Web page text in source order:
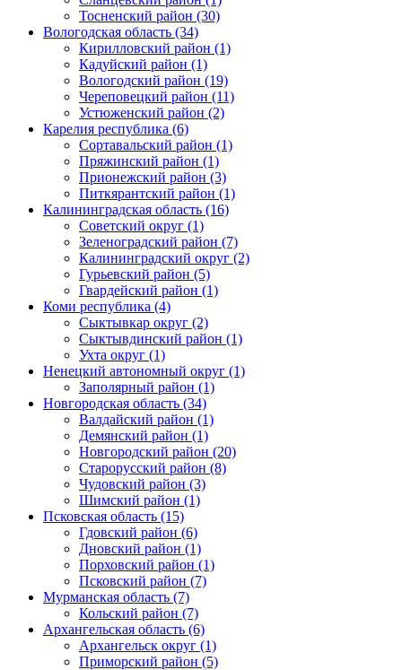
Тосненский район (30)
Вологодская область (34)
Кирилловский район (1)
Кадуйский район (1)
Вологодский район (19)
Череповецкий район (11)
Устюженский район (2)
Карелия республика (6)
Сортавальский район (1)
Пряжинский район (1)
Прионежский район (3)
Питкярантский район (1)
Калининградская область (16)
Советский округ (1)
Зеленоградский район (7)
Калининградский округ (2)
Гурьевский район (5)
Гвардейский район (1)
Коми республика (4)
Сыктывкар округ (2)
Сыктывдинский район (1)
Ухта округ (1)
Ненецкий автономный округ (1)
Заполярный район (1)
Новгородская область (34)
Валдайский район (1)
Демянский район (1)
Новгородский район (20)
Старорусский район (8)
Чудовский район (3)
Шимский район (1)
Псковская область (15)
Гдовский район (6)
Дновский район (1)
Порховский район (1)
Псковский район (7)
Мурманская область (7)
Кольский район (7)
Архангельская область (6)
Архангельск округ (1)
Приморский район (5)